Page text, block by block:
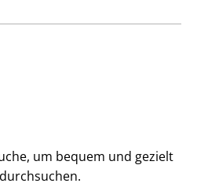
um bequem und gezielt